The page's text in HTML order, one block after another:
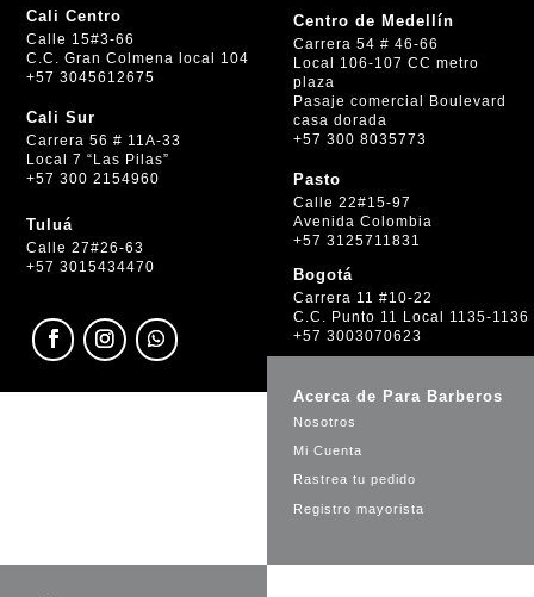
Cali Centro
Calle 15#3-66
C.C. Gran Colmena local 104
+57 3045612675
Cali Sur
Carrera 56 # 11A-33
Local 7 “Las Pilas”
+57 300 2154960
Tuluá
Calle 27#26-63
+57 3015434470
Centro de Medellín
Carrera 54 # 46-66
Local 106-107 CC metro
plaza
Pasaje comercial Boulevard
casa dorada
+57 300 8035773
Pasto
Calle 22#15-97
Avenida Colombia
+57 3125711831
Bogotá
Carrera 11 #10-22
C.C. Punto 11 Local 1135-1136
+57 3003070623
Acerca de Para Barberos
Nosotros
Mi Cuenta
Rastrea tu pedido
Registro mayorista